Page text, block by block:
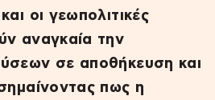
οι γεωπολιτικές
αναγκαία την
σε αποθήκευση και
πως η